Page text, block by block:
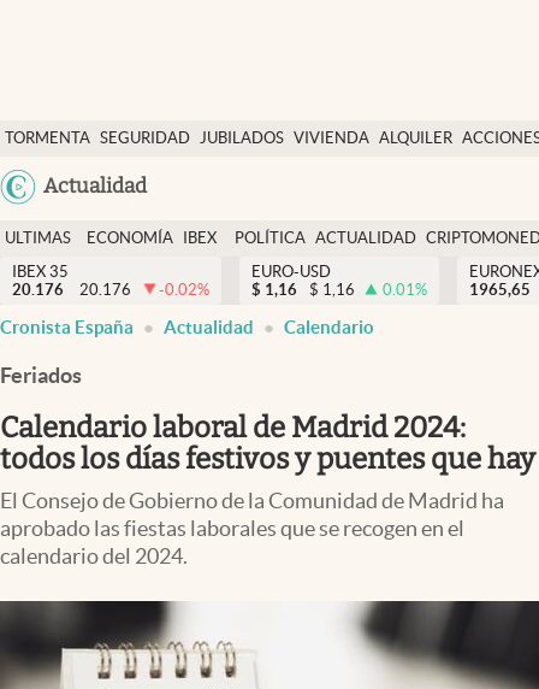
TORMENTA SEGURIDAD JUBILADOS VIVIENDA ALQUILER
USA
Actualidad
Economía y finanzas
Política
Actualidad
Criptomonedas
España
ULTIMAS
NOTICIAS
ECONOMÍA
FINANZAS
IBEX
EURO
POLÍTICA ACTUALIDAD
IBEX 35
20.176
20.176 -0.02%
EURO-USD
$ 1,16 $ 1,16 0.01%
1965,65
Cronista España Actualidad Calendario
Feriados
Calendario laboral de Madrid 2024:
todos los días festivos y puentes que hay
El Consejo de Gobierno de la Comunidad de Madrid ha
aprobado las fiestas laborales que se recogen en el
calendario del 2024.